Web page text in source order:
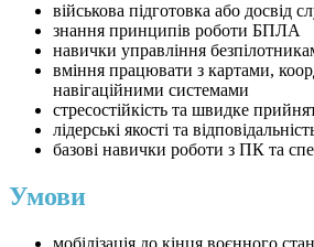
військова підготовка або досвід
знання принципів роботи БПЛА
навички управління
вміння працювати з картами,
навігаційними системами
стресостійкість та швидке
лідерські якості та
базові навички роботи з ПК та
Умови
мобілізація до кінця воєнного